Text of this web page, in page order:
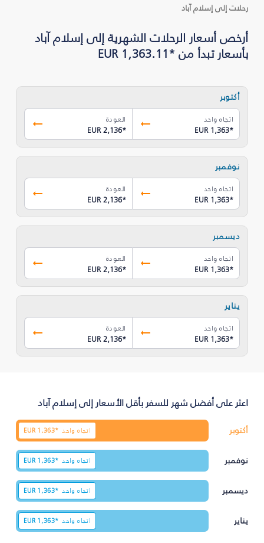
رحلات إلى إسلام آباد
أرخص أسعار الرحلات الشهرية إلى إسلام آباد
بأسعار تبدأ من *EUR 1,363.11
أكتوبر
اتجاه واحد
EUR 1,363*
العودة
EUR 2,136*
نوفمبر
اتجاه واحد
EUR 1,363*
العودة
EUR 2,136*
ديسمبر
اتجاه واحد
EUR 1,363*
العودة
EUR 2,136*
يناير
اتجاه واحد
EUR 1,363*
العودة
EUR 2,136*
اعثر على أفضل شهر للسفر بأقل الأسعار إلى إسلام آباد
أكتوبر اتجاه واحد EUR 1,363*
نوفمبر اتجاه واحد EUR 1,363*
ديسمبر اتجاه واحد EUR 1,363*
يناير اتجاه واحد EUR 1,363*